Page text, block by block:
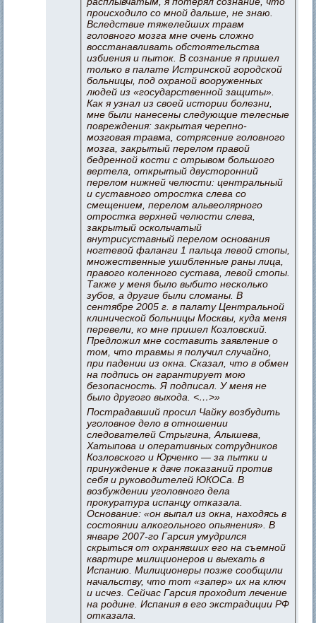
происходило со мной дальше, не знаю.
Вследствие тяжелейших травм
головного мозга мне очень сложно
восстанавливать обстоятельства
избиения и пыток. В сознание я пришел
только в палате Истринской городской
больницы, под охраной вооруженных
людей из «государственной защиты».
Как я узнал из своей истории болезни,
мне были нанесены следующие телесные
повреждения: закрытая черепно-
мозговая травма, сотрясение головного
мозга, закрытый перелом правой
бедренной кости с отрывом большого
вертела, открытый двусторонний
перелом нижней челюсти: центральный
и суставного отростка слева со
смещением, перелом альвеолярного
отростка верхней челюсти слева,
закрытый оскольчатый
внутрисуставный перелом основания
ногтевой фаланги 1 пальца левой стопы,
множественные ушибленные раны лица,
правого коленного сустава, левой стопы.
Также у меня было выбито несколько
зубов, а другие были сломаны. В
сентябре 2005 г. в палату Центральной
клинической больницы Москвы, куда меня
перевели, ко мне пришел Козловский.
Предложил мне составить заявление о
том, что травмы я получил случайно,
при падении из окна. Сказал, что в обмен
на подпись он гарантирует мою
безопасность. Я подписал. У меня не
было другого выхода. <…>»
Пострадавший просил Чайку возбудить
уголовное дело в отношении
следователей Стрыгина, Алышева,
Хатыпова и оперативных сотрудников
Козловского и Юрченко — за пытки и
принуждение к даче показаний против
себя и руководителей ЮКОСа. В
возбуждении уголовного дела
прокуратура испанцу отказала.
Основание: «он выпал из окна, находясь в
состоянии алкогольного опьянения». В
январе 2007-го Гарсия умудрился
скрыться от охранявших его на съемной
квартире милиционеров и выехать в
Испанию. Милиционеры позже сообщили
начальству, что тот «запер» их на ключ
и исчез. Сейчас Гарсия проходит лечение
на родине. Испания в его экстрадиции РФ
отказала.